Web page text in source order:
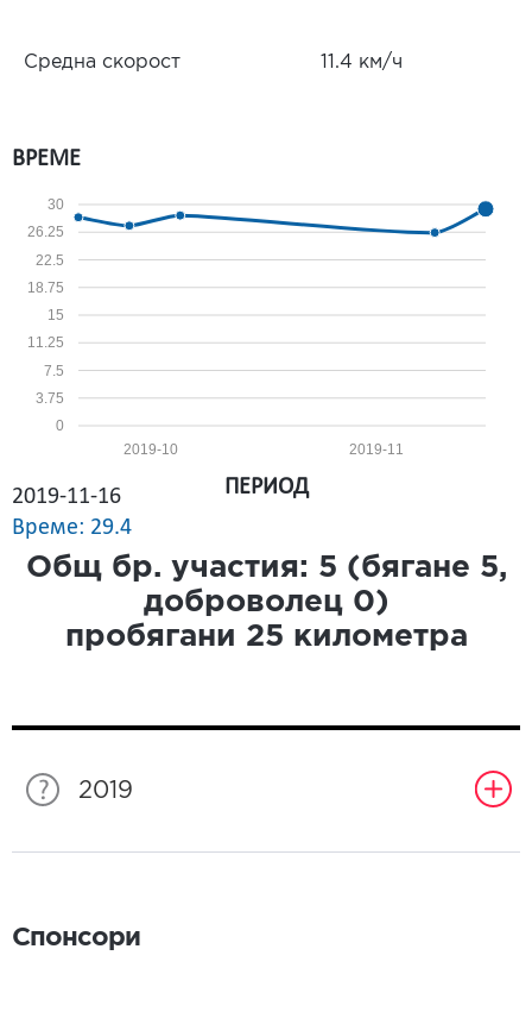
Средна скорост 11.4 км/ч
ВРЕМЕ
0
3.75
7.5
11.25
15
18.75
22.5
26.25
30
2019-11
2019-10
2019-11-16
Време: 29.4
ПЕРИОД
Общ бр. участия: 5 (бягане 5,
доброволец 0)
пробягани 25 километра
2019
Спонсори